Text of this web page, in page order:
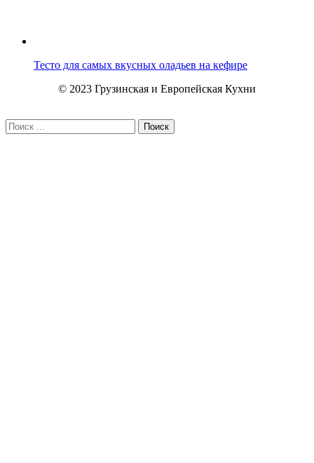
Тесто для самых вкусных оладьев на кефире
© 2023 Грузинская и Европейская Кухни